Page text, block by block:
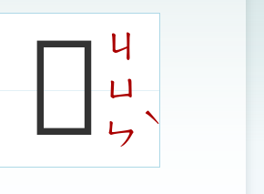
示
𪔼 ㄐ
ㄩ
ㄣ
ˋ